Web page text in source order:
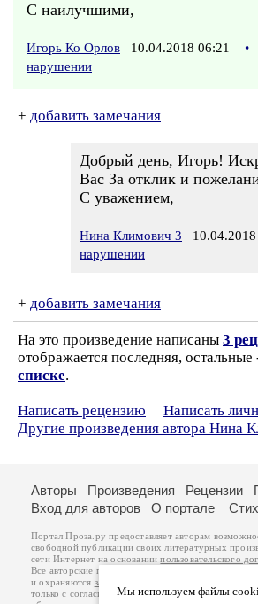
С наилучшими,
Игорь Ко Орлов 10.04.2018 06:21 •
нарушении
+ добавить замечания
Добрый день, Игорь!
Вас За отклик и
С уважением,
Нина Климович 3 10.04.2018
нарушении
+ добавить замечания
На это произведение написаны 3
отображается последняя, остальные
списке.
Написать рецензию
Написать
Другие произведения автора Нина
Мы используем файлы
Авторы Произведения Рецензии
Вход для авторов
О портале
Портал Проза.ру предоставляет авторам
свободной публикации своих литературных
сети Интернет на основаниипользовательского
Все авторские права на произведения принадлежат
и охраняются законом
. Перепечатка
только с согласия его автора, к которому вы